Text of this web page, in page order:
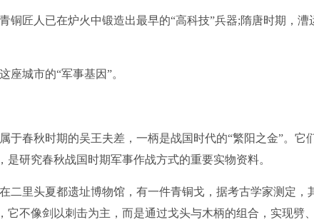
匠人已在炉火中锻造出最早的“高科技”兵器;隋唐时期，漕
城市的“军事基因”。
春秋时期的吴王夫差，一柄是战国时代的“繁阳之金”。它
研究春秋战国时期军事作战方式的重要实物资料。
里头夏都遗址博物馆，有一件青铜戈，据考古学家测定，
不像剑以刺击为主，而是通过戈头与木柄的组合，实现劈、